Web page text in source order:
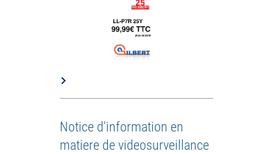
Notice d'information en
matiere de videosurveillance